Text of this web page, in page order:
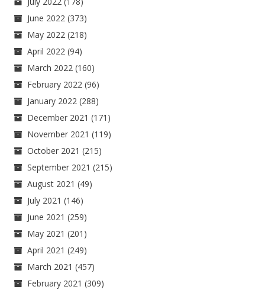
June 2022 (373)
May 2022 (218)
April 2022 (94)
March 2022 (160)
February 2022 (96)
January 2022 (288)
December 2021 (171)
November 2021 (119)
October 2021 (215)
September 2021 (215)
August 2021 (49)
July 2021 (146)
June 2021 (259)
May 2021 (201)
April 2021 (249)
March 2021 (457)
February 2021 (309)